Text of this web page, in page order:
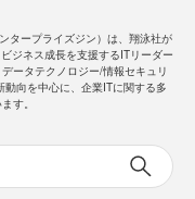
タープライズジン）は、翔泳社が
ジネス成長を支援するITリーダー
ータテクノロジー/情報セキュリ
動向を中心に、企業ITに関する多
す。